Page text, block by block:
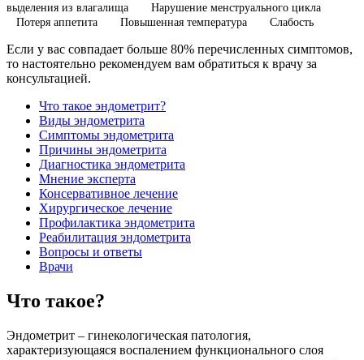
выделения из влагалища
Нарушение менструального цикла
Потеря аппетита
Повышенная температура Слабость
Если у вас совпадает больше 80% перечисленных симптомов,
то настоятельно рекомендуем вам обратиться к врачу за
консультацией.
Что такое эндометрит?
Виды эндометрита
Симптомы эндометрита
Причины эндометрита
Диагностика эндометрита
Мнение эксперта
Консервативное лечение
Хирургическое лечение
Профилактика эндометрита
Реабилитация эндометрита
Вопросы и ответы
Врачи
Что такое?
Эндометрит – гинекологическая патология,
характеризующаяся воспалением функционального слоя